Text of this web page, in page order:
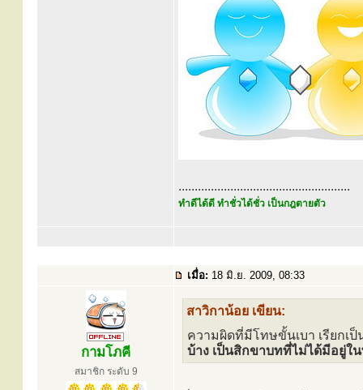
.....................................................
ทำดีได้ดี ทำชั่วได้ชั่ว เป็นกฎตายตัว
เมื่อ: 18 มิ.ย. 2009, 08:33
กามโภคี
สมาชิก ระดับ 9
สาวิกาน้อย เขียน:
ความผิดที่มีโทษขั้นเบา เรียกเ
บ้าง เป็นสิกขาบทที่ไม่ได้มีอยู่ใ